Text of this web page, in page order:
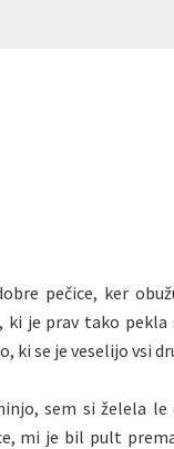
pečice, ker
je prav tako pekla
ki se je veselijo vsi
sem si želela
mi je bil pult